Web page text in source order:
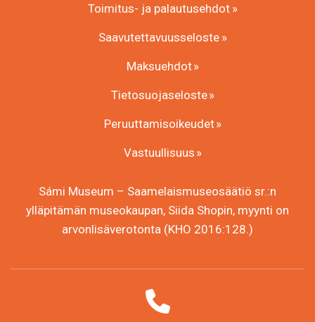
Toimitus- ja palautusehdot
Saavutettavuusseloste
Maksuehdot
Tietosuojaseloste
Peruuttamisoikeudet
Vastuullisuus
Sámi Museum – Saamelaismuseosäätiö sr.:n
ylläpitämän museokaupan, Siida Shopin, myynti on
arvonlisäverotonta (KHO 2016:128.)